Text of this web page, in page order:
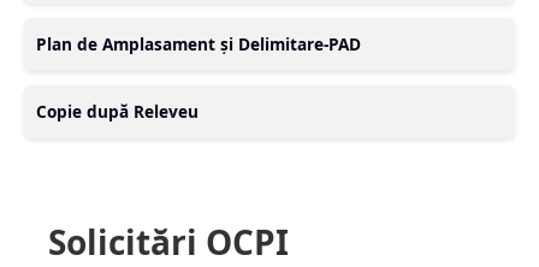
Plan de Amplasament și Delimitare-PAD
Copie după Releveu
Solicitări OCPI